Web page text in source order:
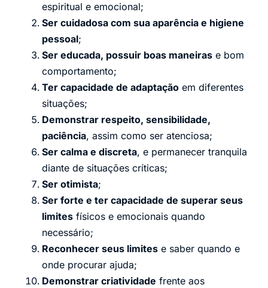
espiritual e emocional;
Ser cuidadosa com sua aparência e higiene
pessoal;
Ser educada, possuir boas maneiras e bom
comportamento;
Ter capacidade de adaptação em diferentes
situações;
Demonstrar respeito, sensibilidade,
paciência, assim como ser atenciosa;
Ser calma e discreta, e permanecer tranquila
diante de situações críticas;
Ser otimista;
Ser forte e ter capacidade de superar seus
limites físicos e emocionais quando
necessário;
Reconhecer seus limites e saber quando e
onde procurar ajuda;
Demonstrar criatividade frente aos